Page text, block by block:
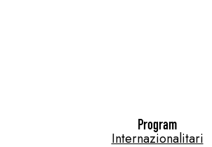
Program
Internazionalitari